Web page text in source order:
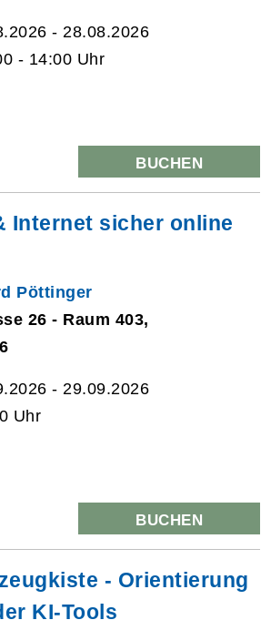
- 28.08.2026
- 14:00 Uhr
BUCHEN
Internet sicher online
Pöttinger
26 - Raum 403,
- 29.09.2026
Uhr
BUCHEN
- Orientierung
KI-Tools